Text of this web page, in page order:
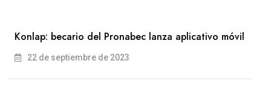
Konlap: becario del Pronabec lanza aplicativo móvil
22 de septiembre de 2023